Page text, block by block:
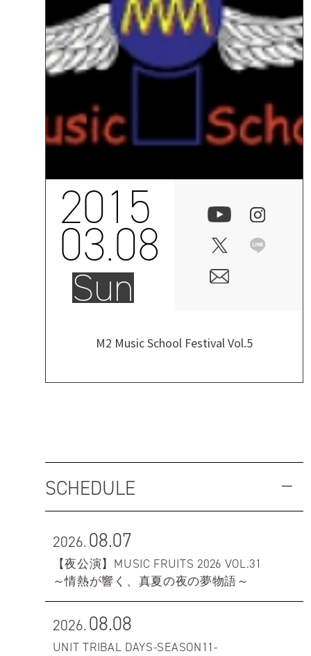
2015
03.08
Sun
M2 Music School Festival Vol.5
SCHEDULE
2026.08.07
【夜公演】MUSIC FRUITS 2026 VOL.31
～情熱が響く、真夏の夜の夢物語～
2026.08.08
UNIT TRIBAL DAYS-SEASON11-